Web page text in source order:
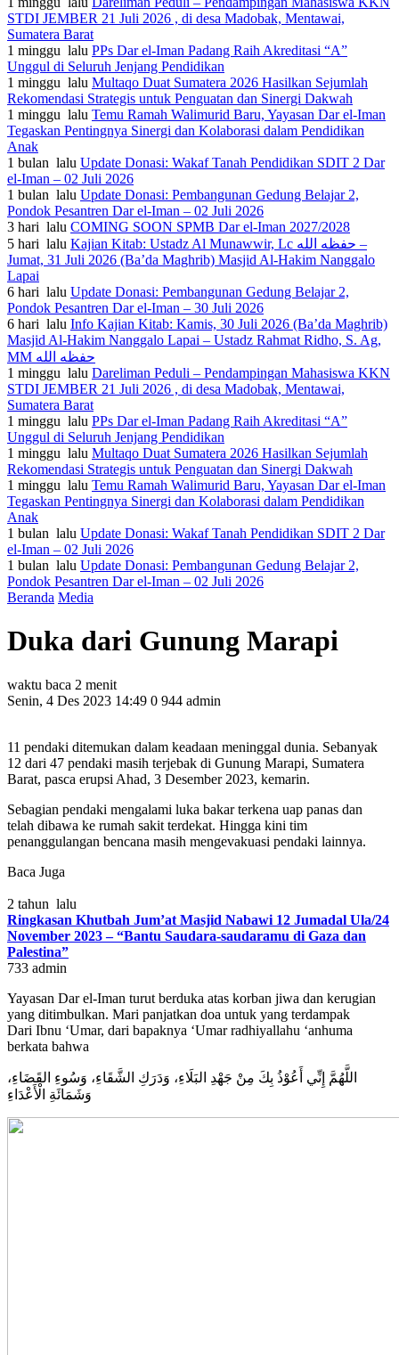
STDI JEMBER 21 Juli 2026 , di desa Madobak, Mentawai,
Sumatera Barat
1 minggu lalu PPs Dar el-Iman Padang Raih Akreditasi “A”
Unggul di Seluruh Jenjang Pendidikan
1 minggu lalu Multaqo Duat Sumatera 2026 Hasilkan Sejumlah
Rekomendasi Strategis untuk Penguatan dan Sinergi Dakwah
1 minggu lalu Temu Ramah Walimurid Baru, Yayasan Dar el-Iman
Tegaskan Pentingnya Sinergi dan Kolaborasi dalam Pendidikan
Anak
1 bulan lalu Update Donasi: Wakaf Tanah Pendidikan SDIT 2 Dar
el-Iman – 02 Juli 2026
1 bulan lalu Update Donasi: Pembangunan Gedung Belajar 2,
Pondok Pesantren Dar el-Iman – 02 Juli 2026
3 hari lalu COMING SOON SPMB Dar el-Iman 2027/2028
5 hari lalu Kajian Kitab: Ustadz Al Munawwir, Lc حفظه الله –
Jumat, 31 Juli 2026 (Ba’da Maghrib) Masjid Al-Hakim Nanggalo
Lapai
6 hari lalu Update Donasi: Pembangunan Gedung Belajar 2,
Pondok Pesantren Dar el-Iman – 30 Juli 2026
6 hari lalu Info Kajian Kitab: Kamis, 30 Juli 2026 (Ba’da Maghrib)
Masjid Al-Hakim Nanggalo Lapai – Ustadz Rahmat Ridho, S. Ag,
MM حفظه الله
1 minggu lalu Dareliman Peduli – Pendampingan Mahasiswa KKN
STDI JEMBER 21 Juli 2026 , di desa Madobak, Mentawai,
Sumatera Barat
1 minggu lalu PPs Dar el-Iman Padang Raih Akreditasi “A”
Unggul di Seluruh Jenjang Pendidikan
1 minggu lalu Multaqo Duat Sumatera 2026 Hasilkan Sejumlah
Rekomendasi Strategis untuk Penguatan dan Sinergi Dakwah
1 minggu lalu Temu Ramah Walimurid Baru, Yayasan Dar el-Iman
Tegaskan Pentingnya Sinergi dan Kolaborasi dalam Pendidikan
Anak
1 bulan lalu Update Donasi: Wakaf Tanah Pendidikan SDIT 2 Dar
el-Iman – 02 Juli 2026
1 bulan lalu Update Donasi: Pembangunan Gedung Belajar 2,
Pondok Pesantren Dar el-Iman – 02 Juli 2026
Beranda Media
Duka dari Gunung Marapi
waktu baca 2 menit
Senin, 4 Des 2023 14:49 0 944 admin
11 pendaki ditemukan dalam keadaan meninggal dunia. Sebanyak
12 dari 47 pendaki masih terjebak di Gunung Marapi, Sumatera
Barat, pasca erupsi Ahad, 3 Desember 2023, kemarin.
Sebagian pendaki mengalami luka bakar terkena uap panas dan
telah dibawa ke rumah sakit terdekat. Hingga kini tim
penanggulangan bencana masih mengevakuasi pendaki lainnya.
Baca Juga
2 tahun lalu
Ringkasan Khutbah Jum’at Masjid Nabawi 12 Jumadal Ula/24
November 2023 – “Bantu Saudara-saudaramu di Gaza dan
Palestina”
733 admin
Yayasan Dar el-Iman turut berduka atas korban jiwa dan kerugian
yang ditimbulkan. Mari panjatkan doa untuk yang terdampak
Dari Ibnu ‘Umar, dari bapaknya ‘Umar radhiyallahu ‘anhuma
berkata bahwa
اللَّهُمَّ إِنِّي أَعُوْذُ بِكَ مِنْ جَهْدِ البَلَاءِ، وَدَرَكِ الشَّقَاءِ، وَسُوءِ القَضَاءِ،
وَشَمَائَةِ الْأَعْدَاءِ